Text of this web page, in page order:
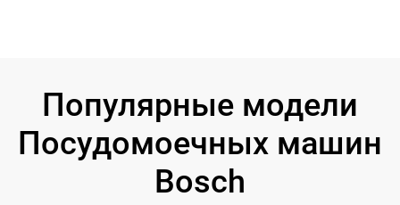
Популярные модели
Посудомоечных машин
Bosch